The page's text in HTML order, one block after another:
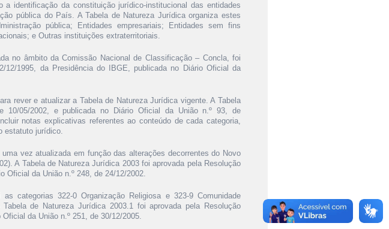
identificação da constituição jurídico-institucional das entidades
pública do País. A Tabela de Natureza Jurídica organiza estes
pública; Entidades empresariais; Entidades sem fins
e Outras instituições extraterritoriais.
no âmbito da Comissão Nacional de Classificação – Concla, foi
12/1995, da Presidência do IBGE, publicada no Diário Oficial da
rever e atualizar a Tabela de Natureza Jurídica vigente. A Tabela
10/05/2002, e publicada no Diário Oficial da União n.º 93, de
notas explicativas referentes ao conteúdo de cada categoria,
estatuto jurídico.
vez atualizada em função das alterações decorrentes do Novo
A Tabela de Natureza Jurídica 2003 foi aprovada pela Resolução
Oficial da União n.º 248, de 24/12/2002.
categorias 322-0 Organização Religiosa e 323-9 Comunidade
de Natureza Jurídica 2003.1 foi aprovada pela Resolução
da União n.º 251, de 30/12/2005.